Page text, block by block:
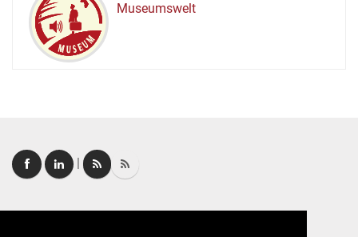
MUSEUM
Museumswelt